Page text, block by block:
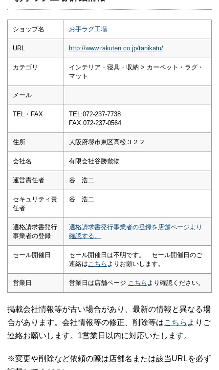
ショップ名 お手ラグ工場
URL http://www.rakuten.co.jp/tanikatu/
カテゴリ
インテリア・寝具・収納 > カーペット・ラグ・
マット
メール
TEL・FAX
TEL:072-237-7738
FAX:072-237-0564
住所 大阪府堺市東区高松３２２
会社名 有限会社谷勝敷物
運営責任者 谷 浩二
セキュリティ責
任者
谷 浩二
適格請求書発行
事業者の登録
適格請求書発行事業者の登録を店舗ページより
確認する。
セール開催日
セール開催日は不明です。 セール開催日のご
連絡は こちら よりお願いします。
営業日 営業日は店舗ページ こちら より確認ください。
掲載会社情報等が古い場合があり、最新の情報と異なる場
合があります。会社情報等の修正、削除等はこちら よりご
連絡お願いします。1営業日以内に対応いたします。
※変更や削除など依頼の際は店舗名または該当URLを必ず